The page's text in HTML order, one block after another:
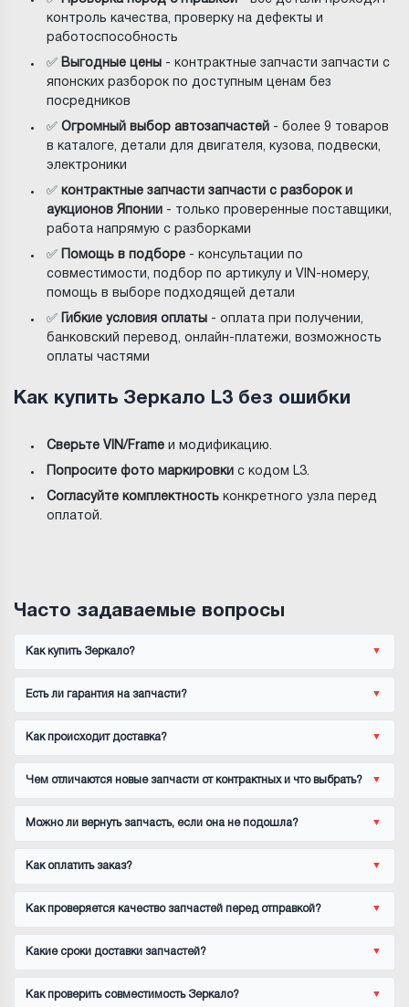
контроль качества, проверку на дефекты и
работоспособность
✅ Выгодные цены - контрактные запчасти запчасти с
японских разборок по доступным ценам без
посредников
✅Огромный выбор автозапчастей - более 9 товаров
в каталоге, детали для двигателя, кузова, подвески,
электроники
✅ контрактные запчасти запчасти с разборок и
аукционов Японии - только проверенные поставщики,
работа напрямую с разборками
✅ Помощь в подборе - консультации по
совместимости, подбор по артикулу и VIN-номеру,
помощь в выборе подходящей детали
✅ Гибкие условия оплаты - оплата при получении,
банковский перевод, онлайн-платежи, возможность
оплаты частями
Как купить Зеркало L3 без ошибки
Сверьте VIN/Frame и модификацию.
Попросите фото маркировки с кодом L3.
Согласуйте комплектность конкретного узла перед
оплатой.
Часто задаваемые вопросы
Как купить Зеркало?
Есть ли гарантия на запчасти?
Как происходит доставка?
Чем отличаются новые запчасти от контрактных и что выбрать?
Можно ли вернуть запчасть, если она не подошла?
Как оплатить заказ?
Как проверяется качество запчастей перед отправкой?
Какие сроки доставки запчастей?
Как проверить совместимость Зеркало?